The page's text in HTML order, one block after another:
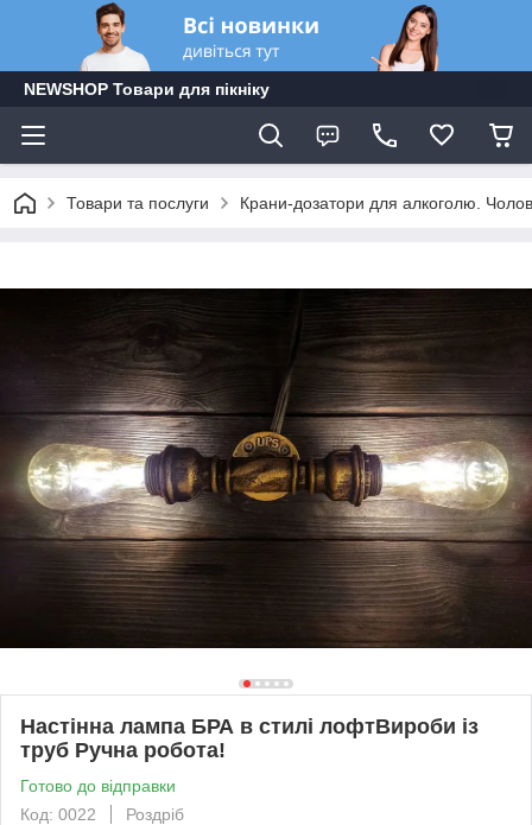
NEWSHOP Товари для пікніку
Товари та послуги Крани-дозатори для алкоголю.
Настінна лампа БРА в стилі лофтВироби із
труб Ручна робота!
Готово до відправки
Код: 0022
Роздріб